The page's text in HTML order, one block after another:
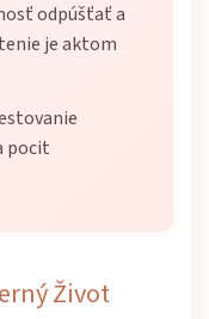
odpúšťať a
je aktom
pocit
Život